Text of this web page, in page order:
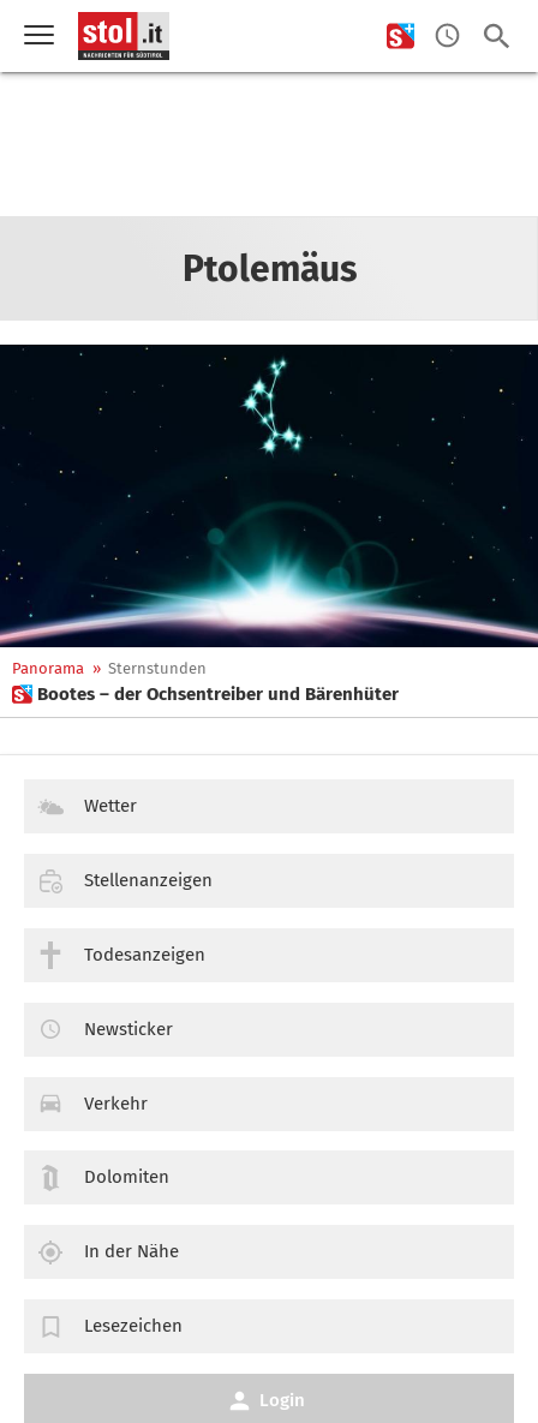
Ptolemäus
Panorama » Sternstunden
 Bootes – der Ochsentreiber und Bärenhüter
Wetter
Stellenanzeigen
Todesanzeigen
Newsticker
Verkehr
Dolomiten
In der Nähe
Lesezeichen
Login